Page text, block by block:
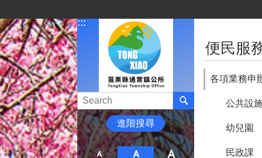
:::
進階搜尋
便民服
各項業務申
公共設
幼兒園
民政課